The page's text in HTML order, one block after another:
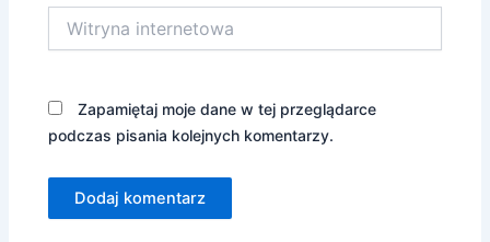
internetowa
Zapamiętaj moje dane w tej przeglądarce
podczas pisania kolejnych komentarzy.